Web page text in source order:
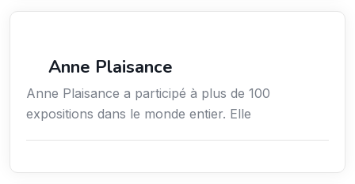
Anne Plaisance
Anne Plaisance a participé à plus de 100
expositions dans le monde entier. Elle